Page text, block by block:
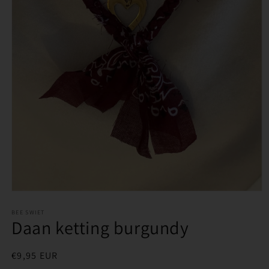
openen
in
modaal
BEE SWIET
Daan ketting burgundy
Normale
€9,95 EUR